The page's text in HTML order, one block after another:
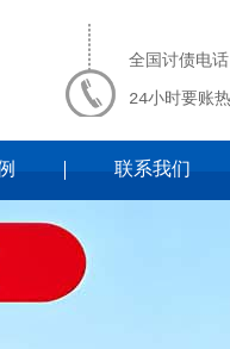
全国讨债电话
24小时要账热
联系我们